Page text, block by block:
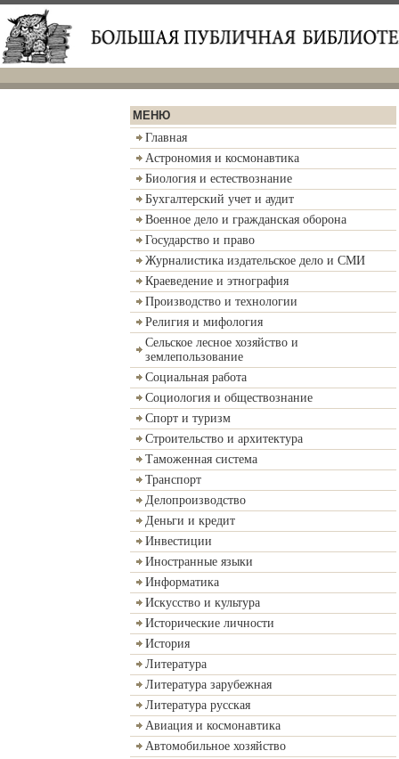
МЕНЮ
Главная
Астрономия и космонавтика
Биология и естествознание
Бухгалтерский учет и аудит
Военное дело и гражданская оборона
Государство и право
Журналистика издательское дело и СМИ
Краеведение и этнография
Производство и технологии
Религия и мифология
Сельское лесное хозяйство и
землепользование
Социальная работа
Социология и обществознание
Спорт и туризм
Строительство и архитектура
Таможенная система
Транспорт
Делопроизводство
Деньги и кредит
Инвестиции
Иностранные языки
Информатика
Искусство и культура
Исторические личности
История
Литература
Литература зарубежная
Литература русская
Авиация и космонавтика
Автомобильное хозяйство